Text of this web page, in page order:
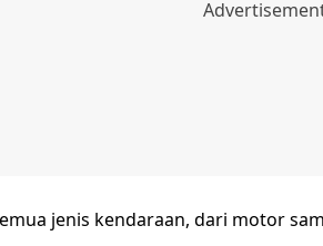
jenis kendaraan, dari motor